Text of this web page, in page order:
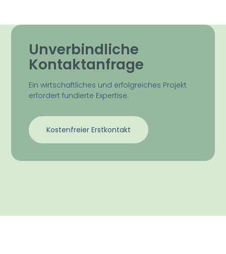
Unverbindliche
Kontaktanfrage
Ein wirtschaftliches und erfolgreiches Projekt
erfordert fundierte Expertise.
Kostenfreier Erstkontakt